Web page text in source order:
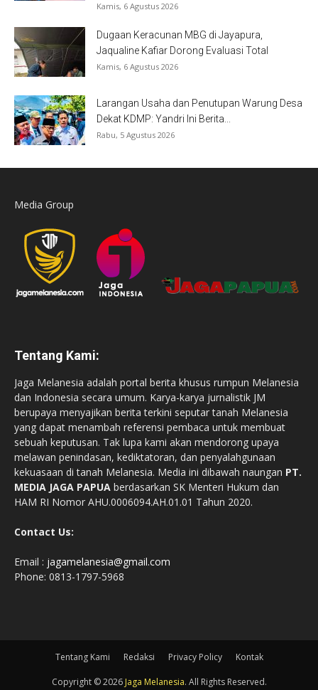
Kamis, 6 Agustus 2026
Dugaan Keracunan MBG di Jayapura,
Jaqualine Kafiar Dorong Evaluasi Total
Kamis, 6 Agustus 2026
Larangan Usaha dan Penutupan Warung Desa
Dekat KDMP: Yandri Ini Berita...
Rabu, 5 Agustus 2026
Media Group
Tentang Kami:
Jaga Melanesia adalah portal berita khusus rumpun Melanesia
dan Indonesia secara umum. Karya-karya jurnalistik JM
berupaya menyajikan berita terkini seputar tanah Melanesia
yang dapat menambah referensi pembaca untuk membuat
sebuah keputusan. Tak lupa kami akan mendorong upaya
melawan penindasan, kediktatoran, dan penyalahgunaan
kekuasaan di tanah Melanesia. Media ini dibawah naungan PT.
MEDIA JAGA PAPUA berdasarkan SK Menteri Hukum dan
HAM RI Nomor AHU.0006094.AH.01.01 Tahun 2020.
Contact Us:
Email : jagamelanesia@gmail.com
Phone: 0813-1797-5968
Tentang Kami Redaksi Privacy Policy Kontak
Copyright © 2026Jaga Melanesia. All Rights Reserved.